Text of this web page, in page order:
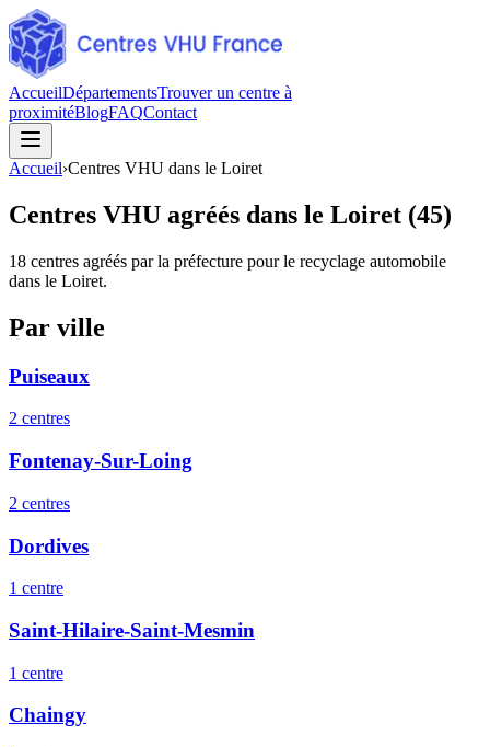
AccueilDépartementsTrouver un centre à
proximitéBlogFAQContact
Accueil›Centres VHU dans le Loiret
Centres VHU agréés dans le Loiret (45)
18 centres agréés par la préfecture pour le recyclage automobile
dans le Loiret.
Par ville
Puiseaux
2 centres
Fontenay-Sur-Loing
2 centres
Dordives
1 centre
Saint-Hilaire-Saint-Mesmin
1 centre
Chaingy